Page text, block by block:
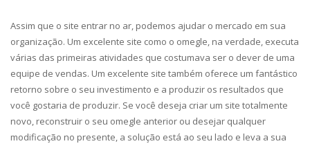
Assim que o site entrar no ar, podemos ajudar o mercado em sua
organização. Um excelente site como o omegle, na verdade, executa
várias das primeiras atividades que costumava ser o dever de uma
equipe de vendas. Um excelente site também oferece um fantástico
retorno sobre o seu investimento e a produzir os resultados que
você gostaria de produzir. Se você deseja criar um site totalmente
novo, reconstruir o seu omegle anterior ou desejar qualquer
modificação no presente, a solução está ao seu lado e leva a sua